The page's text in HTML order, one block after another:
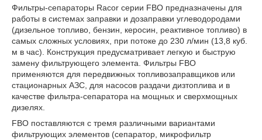
Фильтры-сепараторы Racor серии FBO предназначены для
работы в системах заправки и дозаправки углеводородами
(дизельное топливо, бензин, керосин, реактивное топливо) в
самых сложных условиях, при потоке до 230 л/мин (13,8 куб.
м в час). Конструкция предусматривает легкую и быструю
замену фильтрующего элемента. Фильтры FBO
применяются для передвижных топливозаправщиков или
стационарных АЗС, для насосов раздачи дизтоплива и в
качестве фильтра-сепаратора на мощных и сверхмощных
дизелях.
FBO поставляются с тремя различными вариантами
фильтрующих элементов (сепаратор, микрофильтр